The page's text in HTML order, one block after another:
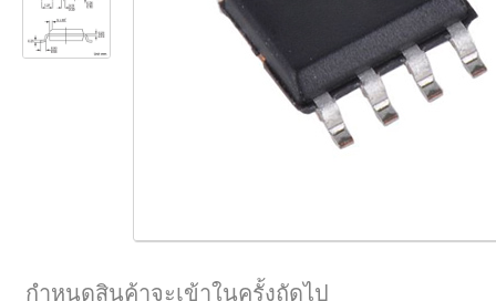
กำหนดสินค้าจะเข้าในครั้งถัดไป